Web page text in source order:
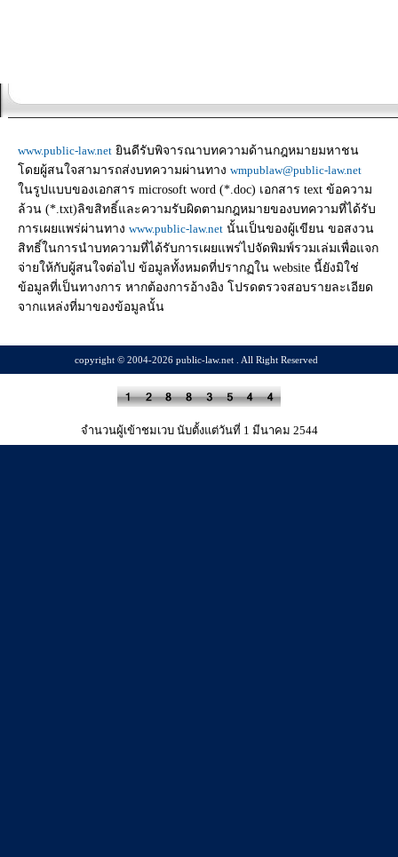
www.public-law.net ยินดีรับพิจารณาบทความด้านกฎหมายมหาชน
โดยผู้สนใจสามารถส่งบทความผ่านทาง wmpublaw@public-law.net
ในรูปแบบของเอกสาร microsoft word (*.doc) เอกสาร text ข้อความ
ล้วน (*.txt)ลิขสิทธิ์และความรับผิดตามกฎหมายของบทความที่ได้รับ
การเผยแพร่ผ่านทาง www.public-law.net นั้นเป็นของผู้เขียน ขอสงวน
สิทธิ์ในการนำบทความที่ได้รับการเผยแพร่ไปจัดพิมพ์รวมเล่มเพื่อแจก
จ่ายให้กับผู้สนใจต่อไป ข้อมูลทั้งหมดที่ปรากฏใน website นี้ยังมิใช่
ข้อมูลที่เป็นทางการ หากต้องการอ้างอิง โปรดตรวจสอบรายละเอียด
จากแหล่งที่มาของข้อมูลนั้น
copyright © 2004-2026 public-law.net . All Right Reserved
จำนวนผู้เข้าชมเวบ นับตั้งแต่วันที่ 1 มีนาคม 2544